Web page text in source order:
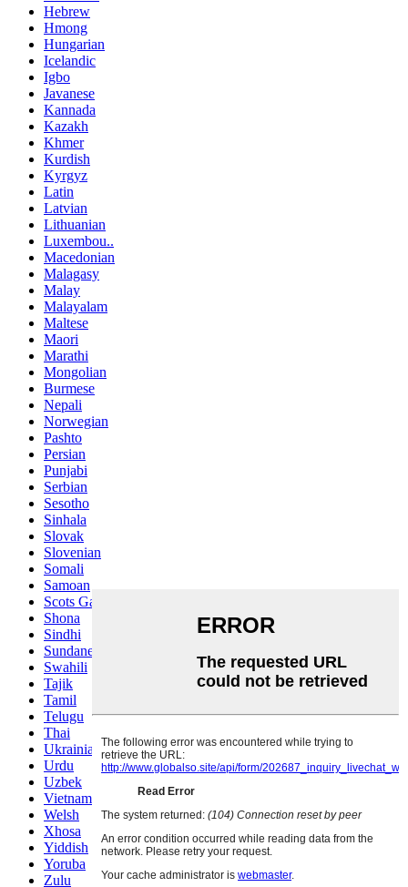
Hebrew
Hmong
Hungarian
Icelandic
Igbo
Javanese
Kannada
Kazakh
Khmer
Kurdish
Kyrgyz
Latin
Latvian
Lithuanian
Luxembou..
Macedonian
Malagasy
Malay
Malayalam
Maltese
Maori
Marathi
Mongolian
Burmese
Nepali
Norwegian
Pashto
Persian
Punjabi
Serbian
Sesotho
Sinhala
Slovak
Slovenian
Somali
Samoan
Scots Gaelic
Shona
Sindhi
Sundanese
Swahili
Tajik
Tamil
Telugu
Thai
Ukrainian
Urdu
Uzbek
Vietnamese
Welsh
Xhosa
Yiddish
Yoruba
Zulu